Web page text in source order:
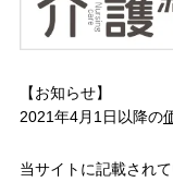
【お知らせ】
2021年4月1日以降の
当サイトに記載され